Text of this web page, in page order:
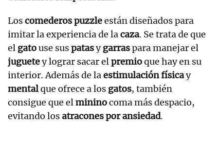
Loscomederos puzzleestán diseñados para
imitar la experiencia de lacaza. Se trata de que
el gatouse suspatasygarraspara manejar el
juguetey lograr sacar elpremioque hay en su
interior. Además de laestimulación físicay
mentalque ofrece a los gatos, también
consigue que elmininocoma más despacio,
evitando losatracones por ansiedad.